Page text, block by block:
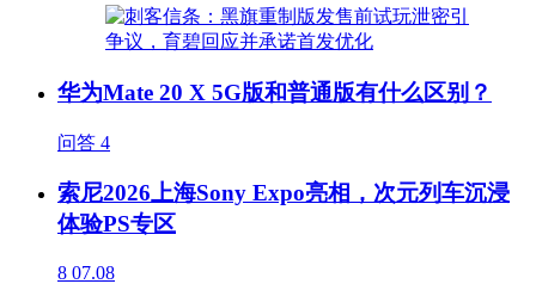
华为Mate 20 X 5G版和普通版有什么区别？
问答 4
索尼2026上海Sony Expo亮相，次元列车沉浸
体验PS专区
8 07.08